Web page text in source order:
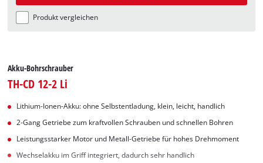
Produkt vergleichen
Akku-Bohrschrauber
TH-CD 12-2 Li
Lithium-Ionen-Akku: ohne Selbstentladung, klein, leicht, handlich
2-Gang Getriebe zum kraftvollen Schrauben und schnellen Bohren
Leistungsstarker Motor und Metall-Getriebe für hohes Drehmoment
Wechselakku im Griff integriert, dadurch sehr handlich